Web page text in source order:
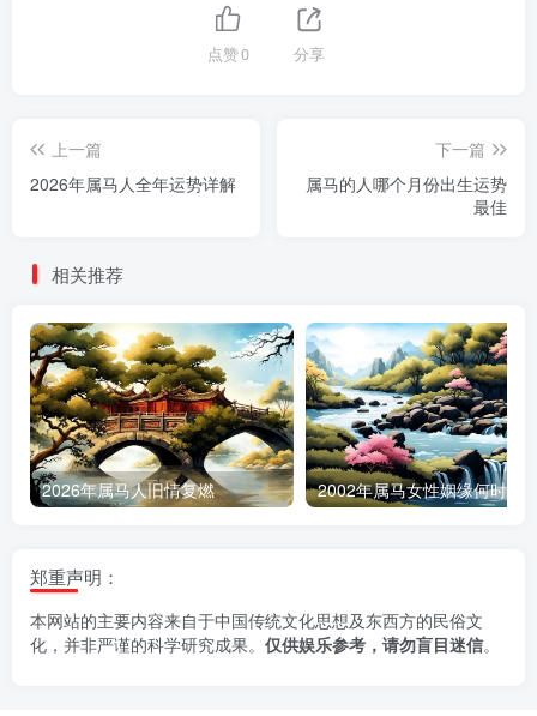
点赞0 分享
上一篇
2026年属马人全年运势详解
下一篇
属马的人哪个月份出生运势
最佳
相关推荐
2026年属马人旧情复燃 2002年属马女性姻缘何时降
郑重声明：
本网站的主要内容来自于中国传统文化思想及东西方的民俗文
化，并非严谨的科学研究成果。 仅供娱乐参考，请勿盲目迷信。